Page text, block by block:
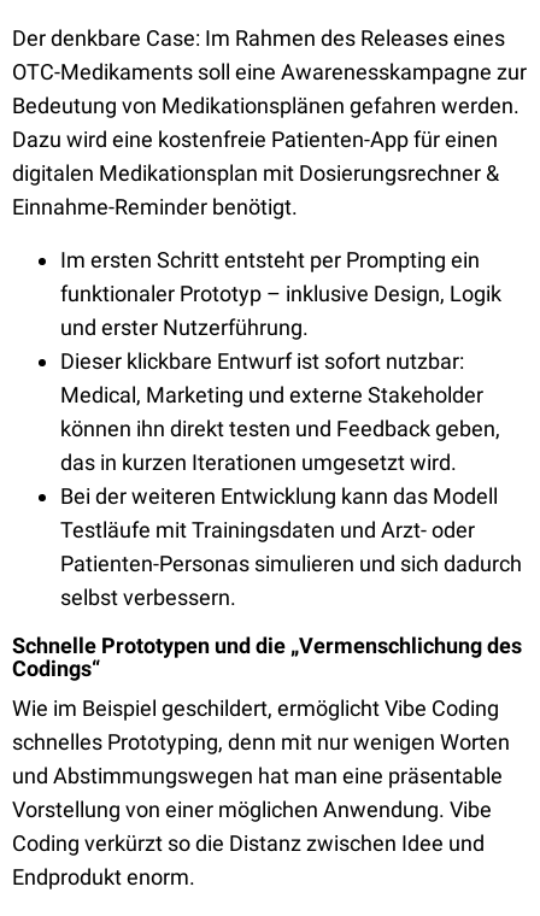
Der denkbare Case: Im Rahmen des Releases eines
OTC-Medikaments soll eine Awarenesskampagne zur
Bedeutung von Medikationsplänen gefahren werden.
Dazu wird eine kostenfreie Patienten-App für einen
digitalen Medikationsplan mit Dosierungsrechner &
Einnahme-Reminder benötigt.
Im ersten Schritt entsteht per Prompting ein
funktionaler Prototyp – inklusive Design, Logik
und erster Nutzerführung.
Dieser klickbare Entwurf ist sofort nutzbar:
Medical, Marketing und externe Stakeholder
können ihn direkt testen und Feedback geben,
das in kurzen Iterationen umgesetzt wird.
Bei der weiteren Entwicklung kann das Modell
Testläufe mit Trainingsdaten und Arzt- oder
Patienten-Personas simulieren und sich dadurch
selbst verbessern.
Schnelle Prototypen und die „Vermenschlichung des
Codings“
Wie im Beispiel geschildert, ermöglicht Vibe Coding
schnelles Prototyping, denn mit nur wenigen Worten
und Abstimmungswegen hat man eine präsentable
Vorstellung von einer möglichen Anwendung. Vibe
Coding verkürzt so die Distanz zwischen Idee und
Endprodukt enorm.